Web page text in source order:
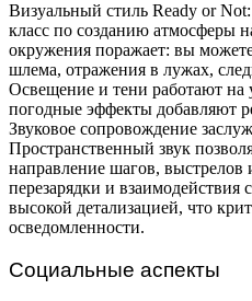
Визуальный стиль Ready or
класс по созданию атмосферы
окружения поражает: вы
шлема, отражения в лужах,
Освещение и тени работают на
погодные эффекты добавляют
Звуковое сопровождение
Пространственный звук
направление шагов, выстрелов
перезарядки и
высокой детализацией, что
осведомленности.
Социальные аспекты